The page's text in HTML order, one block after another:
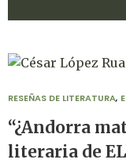
RESEÑAS DE LITERATURA,
“¿Andorra
literaria de